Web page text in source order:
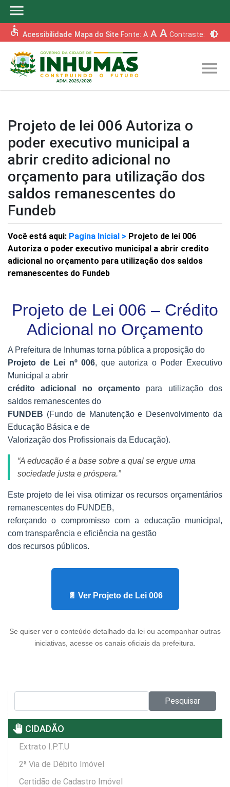
menu
accessible Acessibilidade Mapa do Site Fonte: A A A Contraste: brightness_6
menu
Projeto de lei 006 Autoriza o
poder executivo municipal a
abrir credito adicional no
orçamento para utilização dos
saldos remanescentes do
Fundeb
Você está aqui: Pagina Inicial > Projeto de lei 006
Autoriza o poder executivo municipal a abrir credito
adicional no orçamento para utilização dos saldos
remanescentes do Fundeb
Projeto de Lei 006 – Crédito
Adicional no Orçamento
A Prefeitura de Inhumas torna pública a proposição do
Projeto de Lei nº 006, que autoriza o Poder Executivo
Municipal a abrir
crédito adicional no orçamento para utilização dos
saldos remanescentes do
FUNDEB (Fundo de Manutenção e Desenvolvimento da
Educação Básica e de
Valorização dos Profissionais da Educação).
“A educação é a base sobre a qual se ergue uma
sociedade justa e próspera.”
Este projeto de lei visa otimizar os recursos orçamentários
remanescentes do FUNDEB,
reforçando o compromisso com a educação municipal,
com transparência e eficiência na gestão
dos recursos públicos.
📄 Ver Projeto de Lei 006
Se quiser ver o conteúdo detalhado da lei ou acompanhar outras
iniciativas, acesse os canais oficiais da prefeitura.
Pesquisar
pan_tool CIDADÃO
Extrato I.P.T.U
2ª Via de Débito Imóvel
Certidão de Cadastro Imóvel